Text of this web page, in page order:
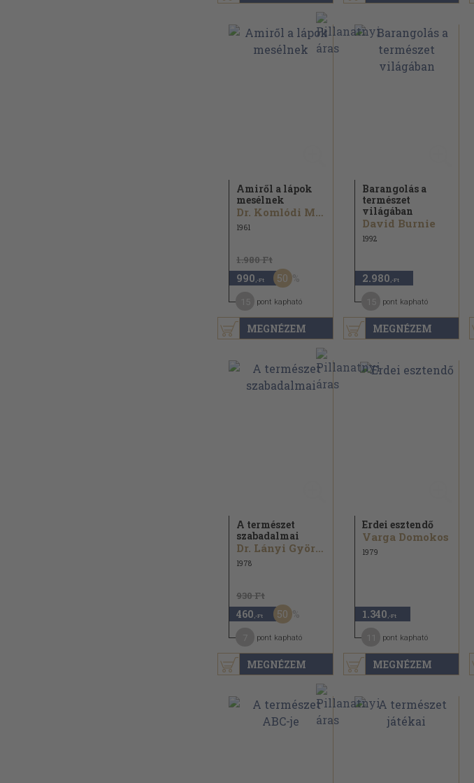
MEGNÉZEM
Amiről a lápok
mesélnek
Dr. Komlódi Magda
1961
1.980 Ft
990 ,-Ft 50
pont kapható
MEGNÉZEM
Barangolás a
természet
világában
David Burnie
1992
2.980 ,-Ft
pont kapható
MEGNÉZEM
A természet
szabadalmai
Dr. Lányi György
1978
930 Ft
460 ,-Ft 50
pont kapható
MEGNÉZEM
Erdei esztendő
Varga Domokos
1979
1.340 ,-Ft
pont kapható